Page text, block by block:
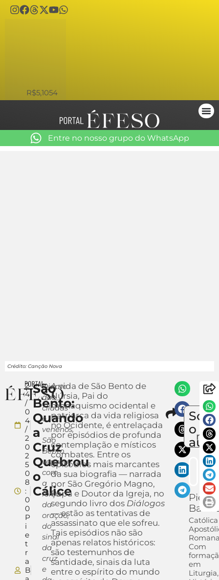
R$5,1054
Entre no nosso grupo do WhatsApp
Crédito: Canção Nova
2
4
/
0
4
/
2
0
2
5
0
8
:
0
0
P
i
e
t
r
a
B
São
Bento:
Quando
a
Cruz
Quebrou
o
Cálice
Diante
das
ciladas
e
venenos,
São
Bento
venceu
com
a
força
da
oração,
do
sinal
da
cruz
e
A vida de São Bento de
Núrsia, Pai do
monaquismo ocidental e
patriarca da vida religiosa
no Ocidente, é entrelaçada
por episódios de profunda
contemplação e místicos
combates. Entre os
episódios mais marcantes
da sua biografia — narrada
por São Gregório Magno,
Papa e Doutor da Igreja, no
segundo livro dos Diálogos
— estão as tentativas de
assassinato que ele sofreu.
Tais episódios não são
apenas relatos históricos:
são testemunhos de
santidade, sinais da luta
entre o espírito do mundo
o
Pietra
Católica
Com
em
Liturgia,